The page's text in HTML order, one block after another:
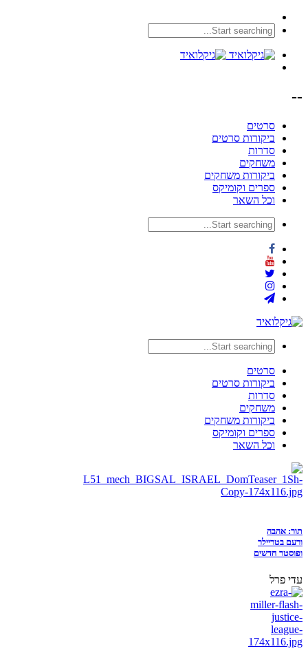
--
סרטים
ביקורות סרטים
סדרות
משחקים
ביקורות משחקים
ספרים וקומיקס
וכל השאר
סרטים
ביקורות סרטים
סדרות
משחקים
ביקורות משחקים
ספרים וקומיקס
וכל השאר
תור: אהבה
ורעם בטריילר
ופוסטר חדשים
עדי פרל